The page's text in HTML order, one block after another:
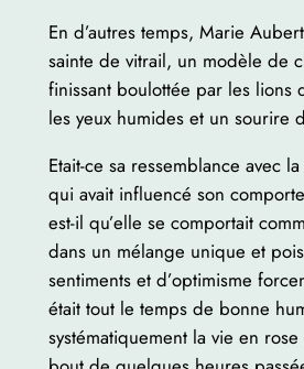
En d’autres temps, Marie
sainte de vitrail, un modèle de
finissant boulottée par les lions
les yeux humides et un sourire
Etait-ce sa ressemblance avec
qui avait influencé son
est-il qu’elle se comportait
dans un mélange unique et
sentiments et d’optimisme
était tout le temps de bonne
systématiquement la vie en